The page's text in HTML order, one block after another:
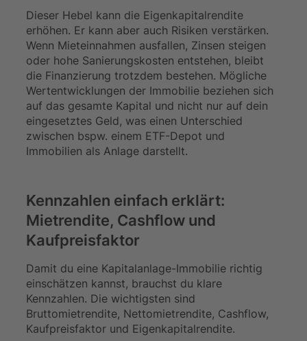
Dieser Hebel kann die Eigenkapitalrendite
erhöhen. Er kann aber auch Risiken verstärken.
Wenn Mieteinnahmen ausfallen, Zinsen steigen
oder hohe Sanierungskosten entstehen, bleibt
die Finanzierung trotzdem bestehen. Mögliche
Wertentwicklungen der Immobilie beziehen sich
auf das gesamte Kapital und nicht nur auf dein
eingesetztes Geld, was einen Unterschied
zwischen bspw. einem ETF-Depot und
Immobilien als Anlage darstellt.
Kennzahlen einfach erklärt:
Mietrendite, Cashflow und
Kaufpreisfaktor
Damit du eine Kapitalanlage-Immobilie richtig
einschätzen kannst, brauchst du klare
Kennzahlen. Die wichtigsten sind
Bruttomietrendite, Nettomietrendite, Cashflow,
Kaufpreisfaktor und Eigenkapitalrendite.